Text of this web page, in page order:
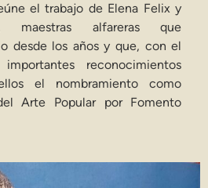
el trabajo de Elena Felix y
maestras alfareras que
desde los años y que, con el
reconocimientos
el nombramiento como
Arte Popular por Fomento